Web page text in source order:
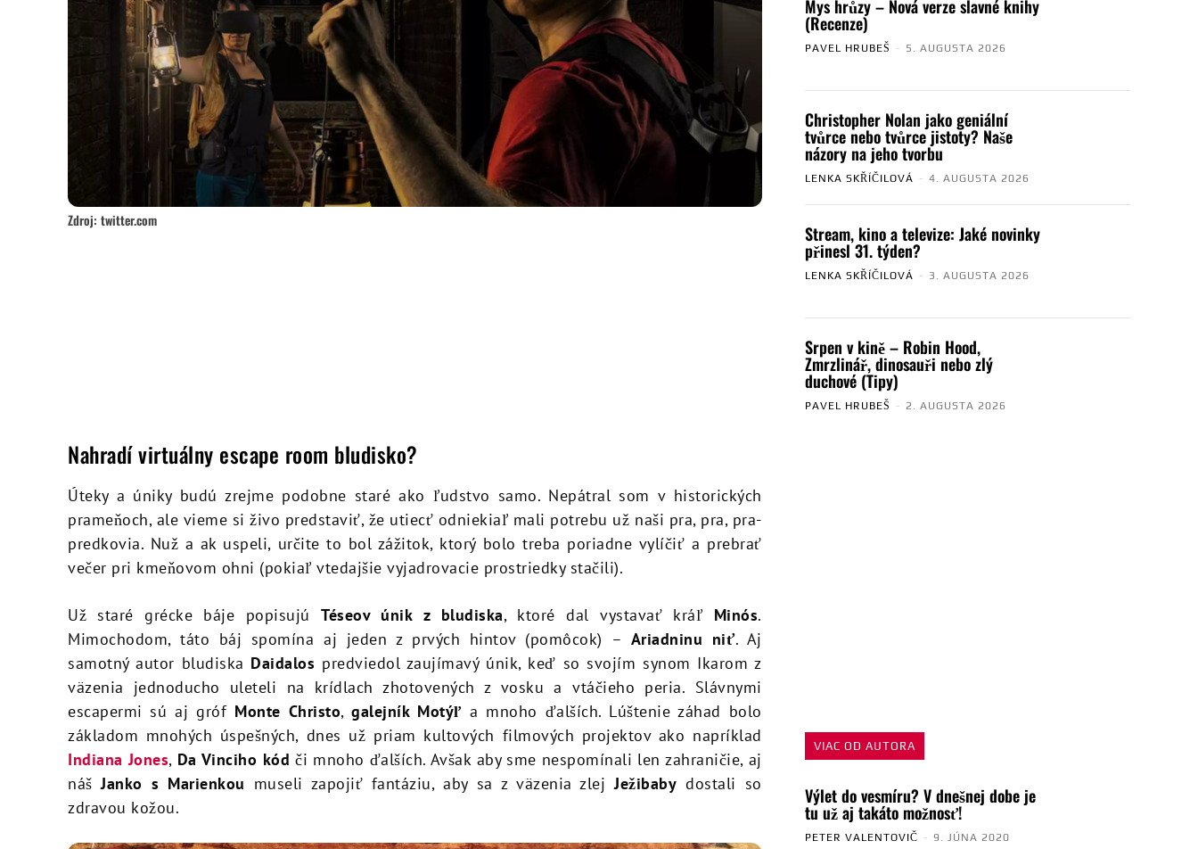
Zdroj: twitter.com
Mys hrůzy – Nová verze slavné knihy
(Recenze)
PAVEL HRUBEŠ - 5. AUGUSTA 2026
Christopher Nolan jako geniální
tvůrce nebo tvůrce jistoty? Naše
názory na jeho tvorbu
LENKA SKŘÍČILOVÁ - 4. AUGUSTA 2026
Stream, kino a televize: Jaké novinky
přinesl 31. týden?
LENKA SKŘÍČILOVÁ - 3. AUGUSTA 2026
Srpen v kině – Robin Hood,
Zmrzlinář, dinosauři nebo zlý
duchové (Tipy)
PAVEL HRUBEŠ - 2. AUGUSTA 2026
Nahradí virtuálny escape room bludisko?
Úteky a úniky budú zrejme podobne staré ako ľudstvo samo. Nepátral som v historických
prameňoch, ale vieme si živo predstaviť, že utiecť odniekiaľ mali potrebu už naši pra, pra, pra-
predkovia. Nuž a ak uspeli, určite to bol zážitok, ktorý bolo treba poriadne vylíčiť a prebrať
večer pri kmeňovom ohni (pokiaľ vtedajšie vyjadrovacie prostriedky stačili).
Už staré grécke báje popisujúTéseov únik z bludiska, ktoré dal vystavať kráľ Minós.
Mimochodom, táto báj spomína aj jeden z prvých hintov (pomôcok) – Ariadninu niť. Aj
samotný autor bludiska Daidalos predviedol zaujímavý únik, keď so svojím synom Ikarom z
väzenia jednoducho uleteli na krídlach zhotovených z vosku a vtáčieho peria. Slávnymi
escapermi sú aj gróf Monte Christo,galejník Motýľ a mnoho ďalších. Lúštenie záhad bolo
základom mnohých úspešných, dnes už priam kultových filmových projektov ako napríklad
Indiana Jones, Da Vinciho kód či mnoho ďalších. Avšak aby sme nespomínali len zahraničie, aj
nášJanko s Marienkou museli zapojiť fantáziu, aby sa z väzenia zlejJežibaby dostali so
zdravou kožou.
VIAC OD AUTORA
Výlet do vesmíru? V dnešnej dobe je
tu už aj takáto možnosť!
PETER VALENTOVIČ - 9. JÚNA 2020